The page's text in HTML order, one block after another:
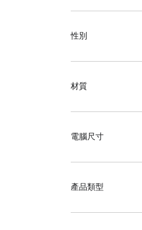
性別
材質
電腦尺寸
產品類型